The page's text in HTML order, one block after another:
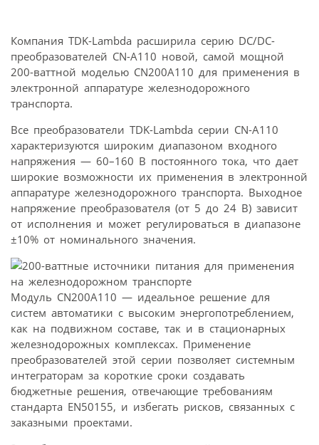
Компания TDK-Lambda расширила серию DC/DC-
преобразователей CN-A110 новой, самой мощной
200-ваттной моделью CN200A110 для применения в
электронной аппаратуре железнодорожного
транспорта.
Все преобразователи TDK-Lambda серии CN-A110
характеризуются широким диапазоном входного
напряжения — 60–160 В постоянного тока, что дает
широкие возможности их применения в электронной
аппаратуре железнодорожного транспорта. Выходное
напряжение преобразователя (от 5 до 24 В) зависит
от исполнения и может регулироваться в диапазоне
±10% от номинального значения.
Модуль CN200A110 — идеальное решение для
систем автоматики с высоким энергопотреблением,
как на подвижном составе, так и в стационарных
железнодорожных комплексах. Применение
преобразователей этой серии позволяет системным
интеграторам за короткие сроки создавать
бюджетные решения, отвечающие требованиям
стандарта EN50155, и избегать рисков, связанных с
заказными проектами.